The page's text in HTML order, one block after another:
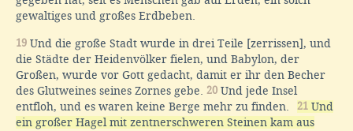
gewaltiges und großes Erdbeben.
19 Und die große Stadt wurde in drei Teile [zerrissen], und
die Städte der Heidenvölker fielen, und Babylon, der
Großen, wurde vor Gott gedacht, damit er ihr den Becher
des Glutweines seines Zornes gebe. 20 Und jede Insel
entfloh, und es waren keine Berge mehr zu finden.
21 Und
ein großer Hagel mit zentnerschweren Steinen kam aus